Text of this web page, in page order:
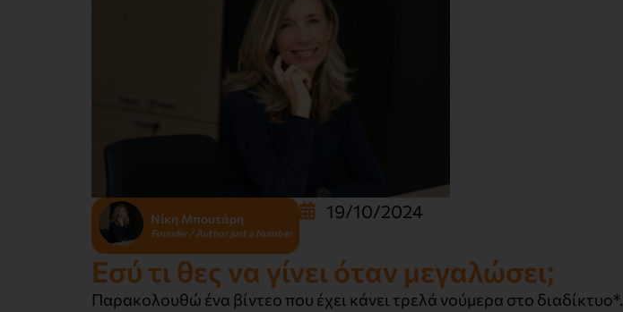
Νίκη Μπουτάρη
Founder / Author Just a Number
19/10/2024
Εσύ τι θες να γίνει όταν μεγαλώσει;
Παρακολουθώ ένα βίντεο που έχει κάνει τρελά νούμερα στο διαδίκτυο*.